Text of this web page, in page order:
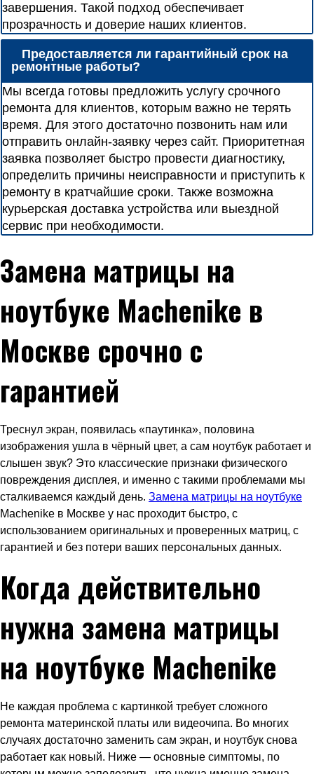
завершения. Такой подход обеспечивает
прозрачность и доверие наших клиентов.
Предоставляется ли гарантийный срок на
ремонтные работы?
Мы всегда готовы предложить услугу срочного
ремонта для клиентов, которым важно не терять
время. Для этого достаточно позвонить нам или
отправить онлайн-заявку через сайт. Приоритетная
заявка позволяет быстро провести диагностику,
определить причины неисправности и приступить к
ремонту в кратчайшие сроки. Также возможна
курьерская доставка устройства или выездной
сервис при необходимости.
Замена матрицы на
ноутбуке Machenike в
Москве срочно с
гарантией
Треснул экран, появилась «паутинка», половина
изображения ушла в чёрный цвет, а сам ноутбук работает и
слышен звук? Это классические признаки физического
повреждения дисплея, и именно с такими проблемами мы
сталкиваемся каждый день. Замена матрицы на ноутбуке
Machenike в Москве у нас проходит быстро, с
использованием оригинальных и проверенных матриц, с
гарантией и без потери ваших персональных данных.
Когда действительно
нужна замена матрицы
на ноутбуке Machenike
Не каждая проблема с картинкой требует сложного
ремонта материнской платы или видеочипа. Во многих
случаях достаточно заменить сам экран, и ноутбук снова
работает как новый. Ниже — основные симптомы, по